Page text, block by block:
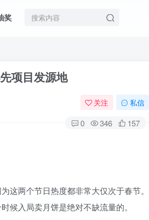
奖
项目发源地
关注 私信
0 346 157
这两个节日热度都非常大仅次于春节。
候入局卖月饼是绝对不缺流量的。